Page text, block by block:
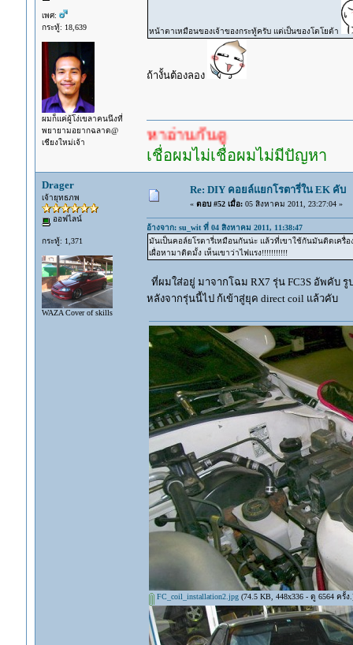
เพศ:
กระทู้: 18,639
ผมก็แค่ผู้โง่เขลาคนนึงที่
พยายามอยากฉลาด@
เชียงใหม่เจ้า
หน้าตาเหมือนของเจ้าของกระทู้ครับ แต่เป็นของโตโยต้า
ถ้างั้นต้องลอง
ยอะแล้ว หาอ่านกันดู
เชื่อผมไม่เชื่อผมไม่มีปัญหา
Drager
เจ้ายุทธภพ
ออฟไลน์
กระทู้: 1,371
WAZA Cover of skills
Re: DIY คอยล์แยกโรตารี่ใน EK คับ
« ตอบ #52 เมื่อ:05 สิงหาคม 2011, 23:27:04 »
อ้างจาก: su_wit ที่ 04 สิงหาคม 2011, 11:38:47
มันเป็นคอล์ยโรตารี่เหมือนกันน่ะ แล้วที่เขาใช้กันมันติดเครื่อ
เผื่อหามาติดมั้ง เห็นเขาว่าไฟแรง!!!!!!!!!!!
ที่ผมใส่อยู่ มาจากโฉม RX7 รุ่น FC3S อัพคับ
หลังจากรุ่นนี้ไป ก้เข้าสู่ยุค direct coil แล้วคับ
FC_coil_installation2.jpg(74.5 KB, 448x336 - ดู 6564 ครั้ง